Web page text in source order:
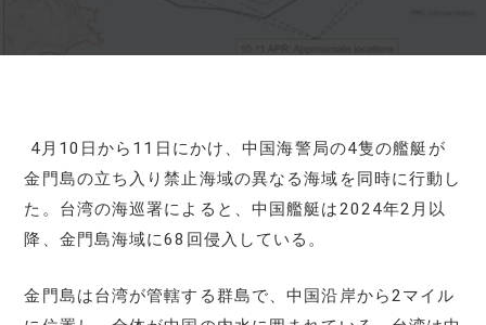
4月10日から11日にかけ、中国海警局の4隻の艦艇が
金門島の立ち入り禁止海域の異なる海域を同時に行動し
た。台湾の海巡署によると、中国艦艇は2024年2月以
降、金門島海域に68回侵入している。
金門島は台湾が管轄する群島で、中国沿岸から2マイル